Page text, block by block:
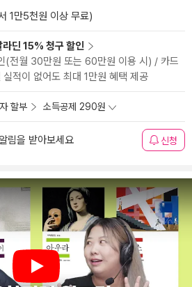
1만5천원 이상 무료)
라딘 15% 청구 할인
(전월 30만원 또는 60만원 이용 시) / 카드
적이 없어도 최대 1만원 혜택 제공
할부 소득공제 290원
림을 받아보세요 신청
Play